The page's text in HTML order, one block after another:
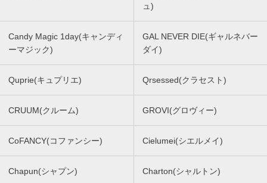
ュ)
Candy Magic 1day(キャンディ
ーマジック)
GAL NEVER DIE(ギャルネバー
ダイ)
Quprie(キュプリエ) Qrsessed(クラセスト)
CRUUM(クルーム) GROVI(グロヴィー)
CoFANCY(コファンシー) Cielumei(シエルメイ)
Chapun(シャプン) Charton(シャルトン)